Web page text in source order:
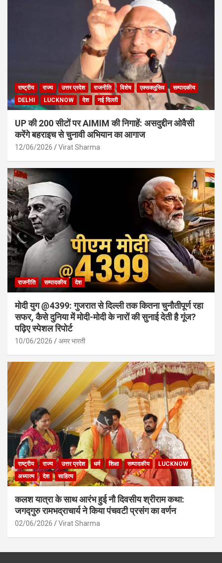
राष्ट्रीय राज्य उत्तर प्रदेश राजनीति विशेष एक्सक्लूसिव
सम्पादकीय
DELHI
LUCKNOW देश नई दिल्ली
UP की 200 सीटों पर AIMIM की निगाहें: असदुद्दीन ओवैसी
करेंगे बहराइच से चुनावी अभियान का आगाज
12/06/2026 Virat Sharma
राजनीति सम्पादकीय देश
मोदी युग @4399: गुजरात से दिल्ली तक कितना चुनौतीपूर्ण रहा
सफर, कैसे दुनिया में मोदी-मोदी के नारों की सुनाई देती है गूंज?
पढ़िए स्पेशल रिपोर्ट
10/06/2026 अमर भारती
राष्ट्रीय राज्य उत्तर प्रदेश धर्म शिक्षा सम्पादकीय
LUCKNOW
अध्यात्म
देश साहित्य
कलश यात्रा के साथ आरंभ हुई नौ दिवसीय श्रीराम कथा:
जगद्गुरु रामभद्राचार्य ने किया पंचवटी प्रसंग का वर्णन
02/06/2026 Virat Sharma